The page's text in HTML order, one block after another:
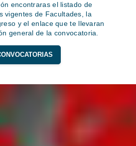
encontraras el listado de
vigentes de Facultades, la
y el enlace que te llevaran
general de la convocatoria.